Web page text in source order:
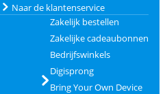
Naar de klantenservice
Zakelijk bestellen
Zakelijke cadeaubonnen
Bedrijfswinkels
Digisprong
Bring Your Own Device